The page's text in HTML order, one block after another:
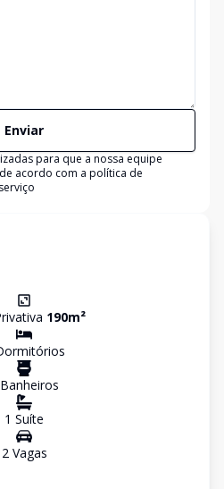
Enviar
para que a nossa equipe
acordo com a política de
190m²
s
Banheiros
1 Suíte
2Vagas